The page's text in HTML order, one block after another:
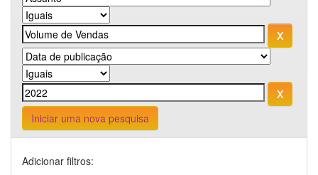
Iniciar uma nova pesquisa
Adicionar filtros: